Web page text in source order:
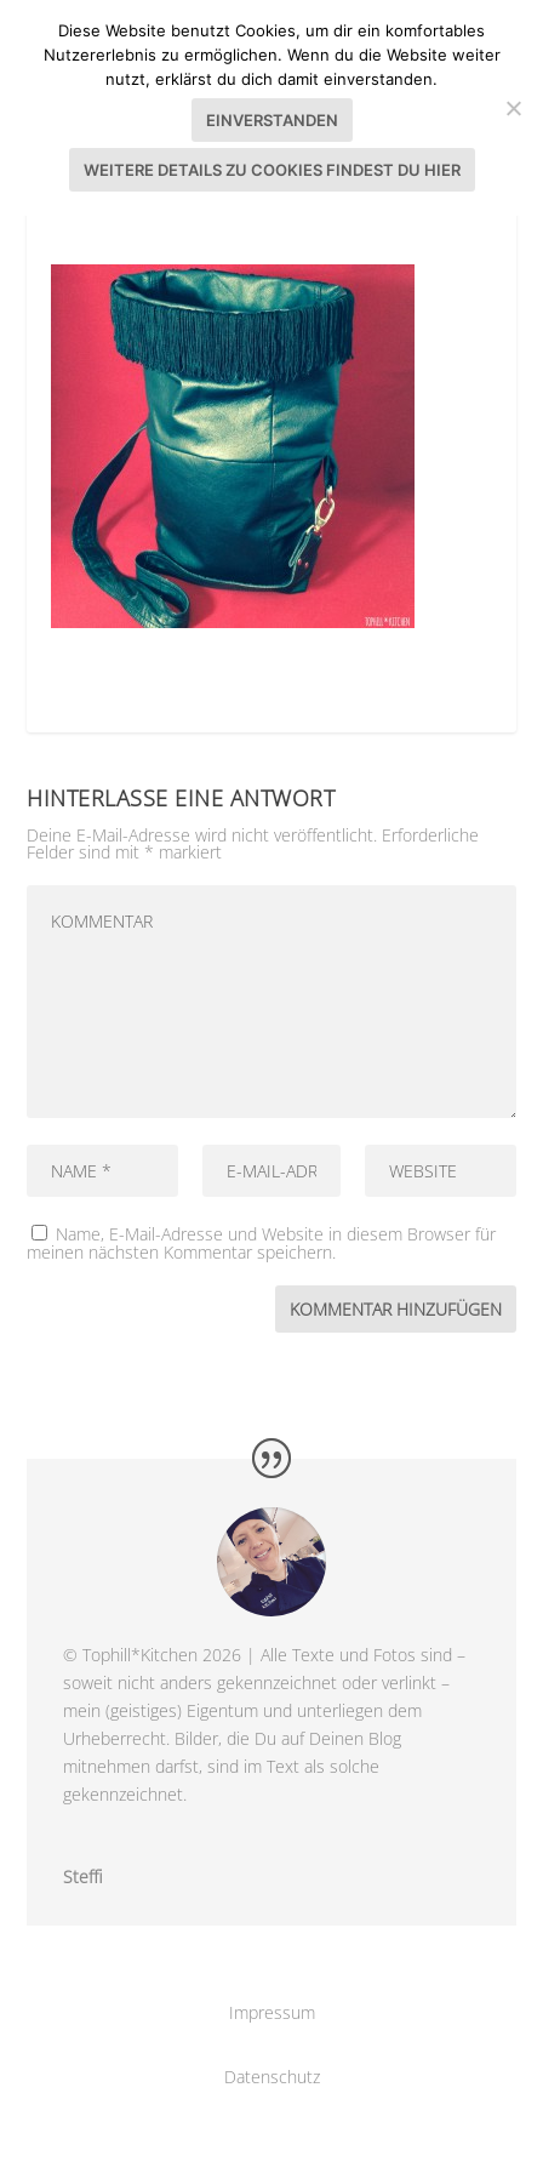
LEDERTASCHE
HINTERLASSE EINE ANTWORT
Deine E-Mail-Adresse wird nicht veröffentlicht. Erforderliche
Felder sind mit * markiert
Name, E-Mail-Adresse und Website in diesem Browser für
meinen nächsten Kommentar speichern.
© Tophill*Kitchen 2026 | Alle Texte und Fotos sind –
soweit nicht anders gekennzeichnet oder verlinkt –
mein (geistiges) Eigentum und unterliegen dem
Urheberrecht. Bilder, die Du auf Deinen Blog
mitnehmen darfst, sind im Text als solche
gekennzeichnet.
Steffi
Impressum
Datenschutz
Diese Website benutzt Cookies, um dir ein komfortables
Nutzererlebnis zu ermöglichen. Wenn du die Website weiter
nutzt, erklärst du dich damit einverstanden.
EINVERSTANDEN
WEITERE DETAILS ZU COOKIES FINDEST DU HIER